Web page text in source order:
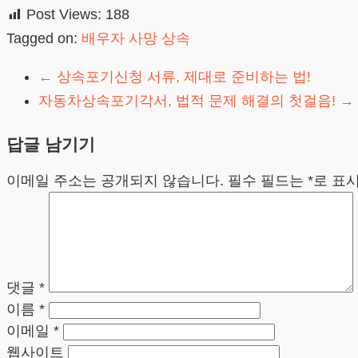
Post Views: 188
Tagged on: 배우자 사망 상속
← 상속포기신청 서류, 제대로 준비하는 법!
자동차상속포기각서, 법적 문제 해결의 첫걸음! →
답글 남기기
이메일 주소는 공개되지 않습니다. 필수 필드는 *로 표
댓글 *
이름 *
이메일 *
웹사이트